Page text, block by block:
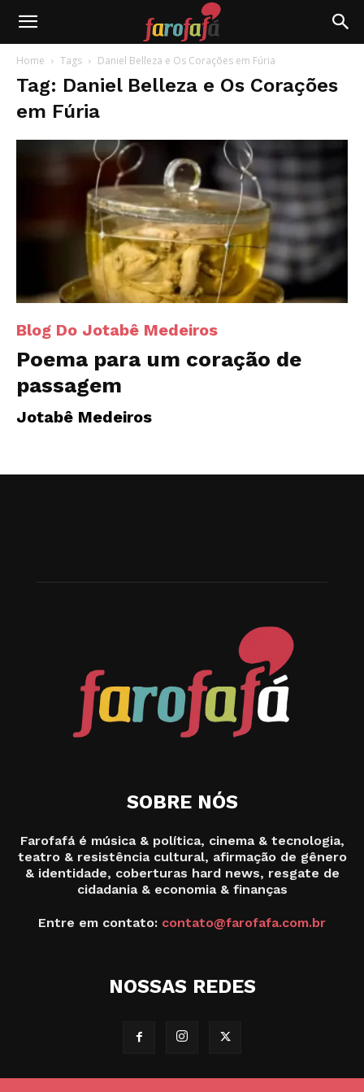
Farofafá
Home Tags Daniel Belleza e Os Corações em Fúria
Tag: Daniel Belleza e Os Corações
em Fúria
Blog Do Jotabê Medeiros
Poema para um coração de
passagem
Jotabê Medeiros
SOBRE NÓS
Farofafá é música & política, cinema & tecnologia,
teatro & resistência cultural, afirmação de gênero
& identidade, coberturas hard news, resgate de
cidadania & economia & finanças
Entre em contato: contato@farofafa.com.br
NOSSAS REDES